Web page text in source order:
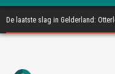
De laatste slag in Gelderland: